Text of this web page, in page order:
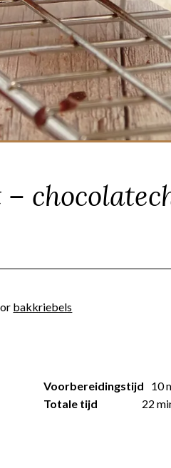
bakkriebels
Voorbereidingstijd
10
Totale tijd 22